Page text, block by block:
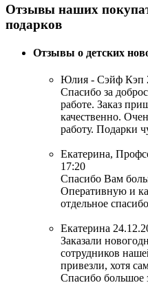
Отзывы наших
подарков
Отзывы о детских
Юлия - Сэйф Кэп
Спасибо за
работе. Заказ
качественно.
работу. Подарки
Екатерина,
17:20
Спасибо Вам
Оперативную и
отдельное
Екатерина
Заказали
сотрудников
привезли, хотя
Спасибо большое